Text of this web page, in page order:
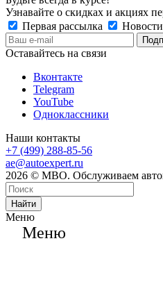
Узнавайте о скидках и акциях
Первая рассылка
Оставайтесь на связи
Вконтакте
Telegram
YouTube
Одноклассники
Наши контакты
+7 (499) 288-85-56
ae@autoexpert.ru
2026 © МВО. Обслуживаем
Найти
Меню
Меню